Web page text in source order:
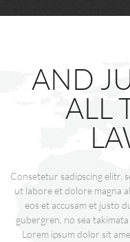
AND
ALL
Consetetur sadipscing elitr,
ut labore et dolore magna
eos et accusam et justo
gubergren, no sea
Lorem ipsum dolor sit